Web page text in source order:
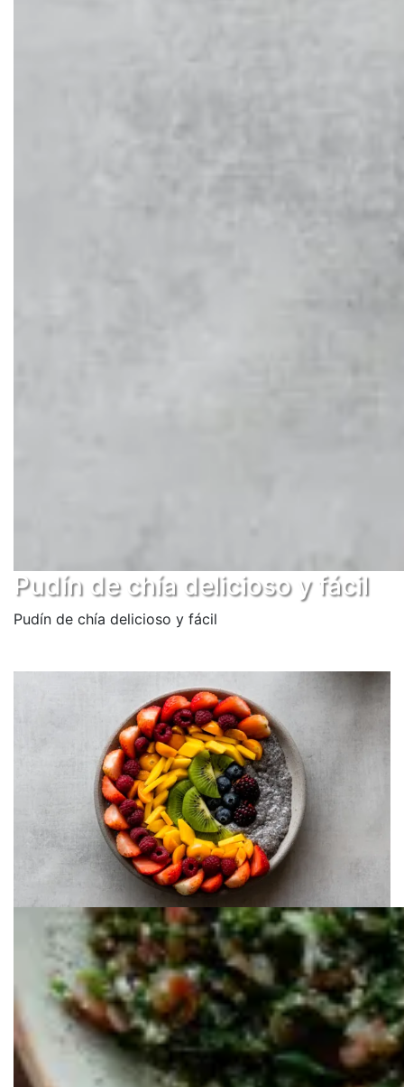
Pudín de chía delicioso y fácil
Pudín de chía delicioso y fácil